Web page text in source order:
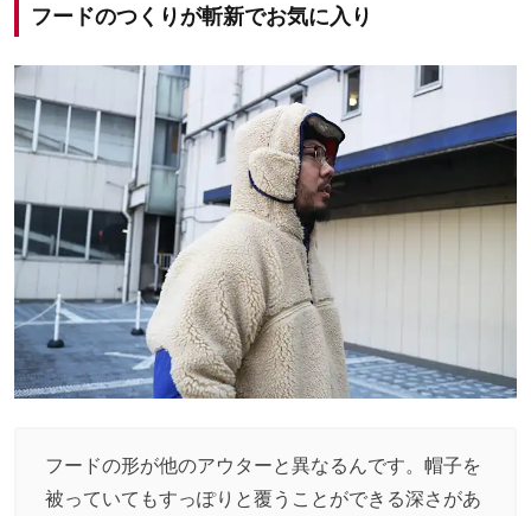
フードのつくりが斬新でお気に入り
フードの形が他のアウターと異なるんです。帽子を
被っていてもすっぽりと覆うことができる深さがあ